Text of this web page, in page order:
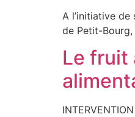
A l’initiative
de Petit-
Le fruit